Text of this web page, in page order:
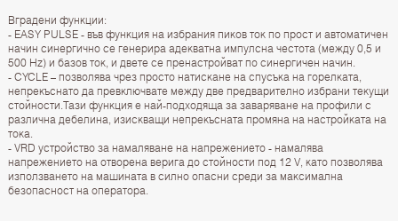
Вградени функции:
- EASY PULSE - във функция на избрания пиков ток по прост и автоматичен
начин синергично се генерира адекватна импулсна честота (между 0,5 и
500 Hz) и базов ток, и двете се пренастройват по синергичен начин.
- CYCLE – позволява чрез просто натискане на спусъка на горелката,
непрекъснато да превключвате между две предварително избрани текущи
стойности.Тази функция е най-подходяща за заваряване на профили с
различна дебелина, изискващи непрекъсната промяна на настройката на
тока.
- VRD устройство за намаляване на напрежението - намалява
напрежението на отворена верига до стойности под 12 V, като позволява
използването на машината в силно опасни среди за максимална
безопасност на оператора.